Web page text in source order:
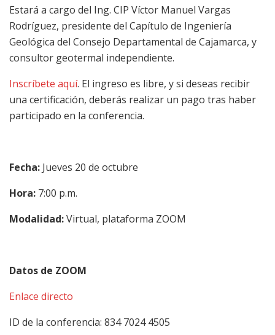
Estará a cargo del Ing. CIP Víctor Manuel Vargas
Rodríguez, presidente del Capítulo de Ingeniería
Geológica del Consejo Departamental de Cajamarca, y
consultor geotermal independiente.
Inscríbete aquí. El ingreso es libre, y si deseas recibir
una certificación, deberás realizar un pago tras haber
participado en la conferencia.
Fecha: Jueves 20 de octubre
Hora: 7:00 p.m.
Modalidad:Virtual, plataforma ZOOM
Datos de ZOOM
Enlace directo
ID de la conferencia: 834 7024 4505